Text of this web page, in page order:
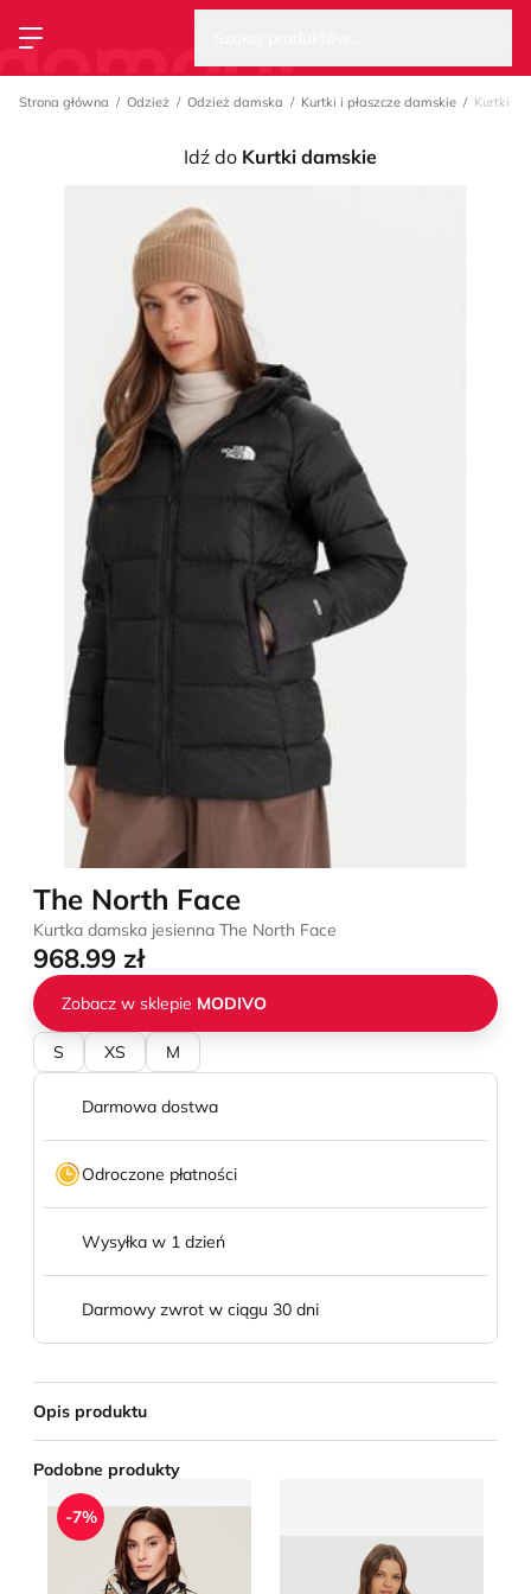
Przełącz menu
Strona główna Odzież Odzież damska Kurtki i płaszcze damskie Kurtki
Idź do Kurtki damskie
The North Face
Kurtka damska jesienna The North Face
968.99 zł
Zobacz w sklepie MODIVO
S XS M
Darmowa dostwa
Odroczone płatności
Wysyłka w 1 dzień
Darmowy zwrot w ciągu 30 dni
Opis produktu
Podobne produkty
Bogner Fire + Ice - Kurtka damska
-7%